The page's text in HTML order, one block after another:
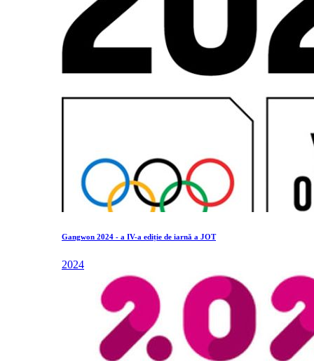
Gangwon 2024 - a IV-a ediție de iarnă a JOT
2024